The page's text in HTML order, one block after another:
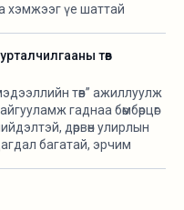
хэмжээг үе шаттай
төв
төв” ажиллуулж
гаднаа бөмбөрцөг
дөрвөн улирлын
багатай, эрчим